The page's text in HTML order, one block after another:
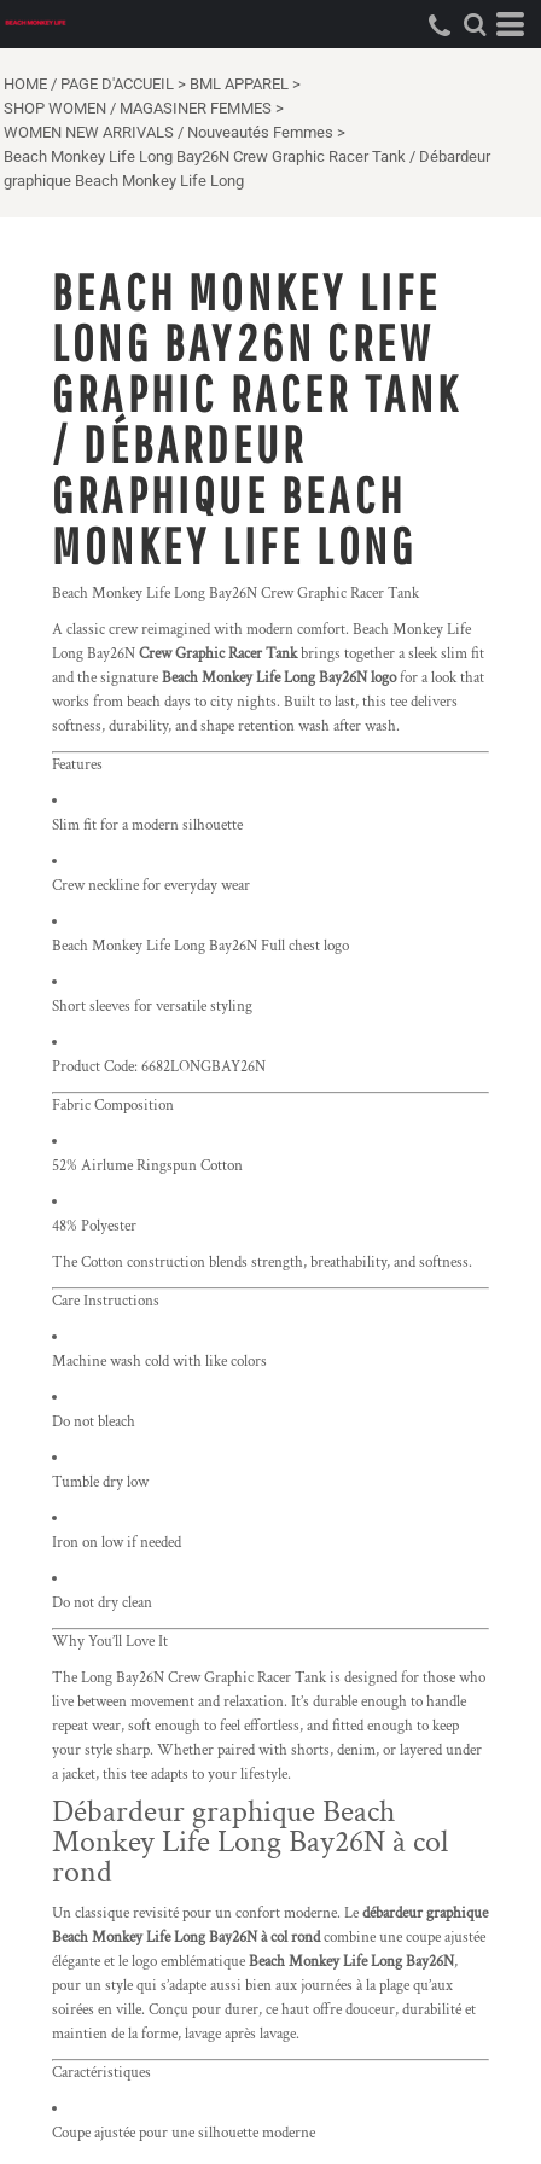
HOME / PAGE D'ACCUEIL > BML APPAREL >
SHOP WOMEN / MAGASINER FEMMES >
WOMEN NEW ARRIVALS / Nouveautés Femmes >
Beach Monkey Life Long Bay26N Crew Graphic Racer Tank / Débardeur
graphique Beach Monkey Life Long
BEACH MONKEY LIFE
LONG BAY26N CREW
GRAPHIC RACER TANK
/ DÉBARDEUR
GRAPHIQUE BEACH
MONKEY LIFE LONG
Beach Monkey Life Long Bay26N Crew Graphic Racer Tank
A classic crew reimagined with modern comfort. Beach Monkey Life
Long Bay26NCrew Graphic Racer Tankbrings together a sleek slim fit
and the signatureBeach Monkey Life Long Bay26N logofor a look that
works from beach days to city nights. Built to last, this tee delivers
softness, durability, and shape retention wash after wash.
Features
Slim fit for a modern silhouette
Crew neckline for everyday wear
Beach Monkey Life Long Bay26N Full chest logo
Short sleeves for versatile styling
Product Code: 6682LONGBAY26N
Fabric Composition
52% Airlume Ringspun Cotton
48% Polyester
The Cotton construction blends strength, breathability, and softness.
Care Instructions
Machine wash cold with like colors
Do not bleach
Tumble dry low
Iron on low if needed
Do not dry clean
Why You’ll Love It
The Long Bay26N Crew Graphic Racer Tank is designed for those who
live between movement and relaxation. It’s durable enough to handle
repeat wear, soft enough to feel effortless, and fitted enough to keep
your style sharp. Whether paired with shorts, denim, or layered under
a jacket, this tee adapts to your lifestyle.
Débardeur graphique Beach
Monkey Life Long Bay26N à col
rond
Un classique revisité pour un confort moderne. Ledébardeur graphique
Beach Monkey Life Long Bay26N à col rondcombine une coupe ajustée
élégante et le logo emblématiqueBeach Monkey Life Long Bay26N,
pour un style qui s’adapte aussi bien aux journées à la plage qu’aux
soirées en ville. Conçu pour durer, ce haut offre douceur, durabilité et
maintien de la forme, lavage après lavage.
Caractéristiques
Coupe ajustée pour une silhouette moderne